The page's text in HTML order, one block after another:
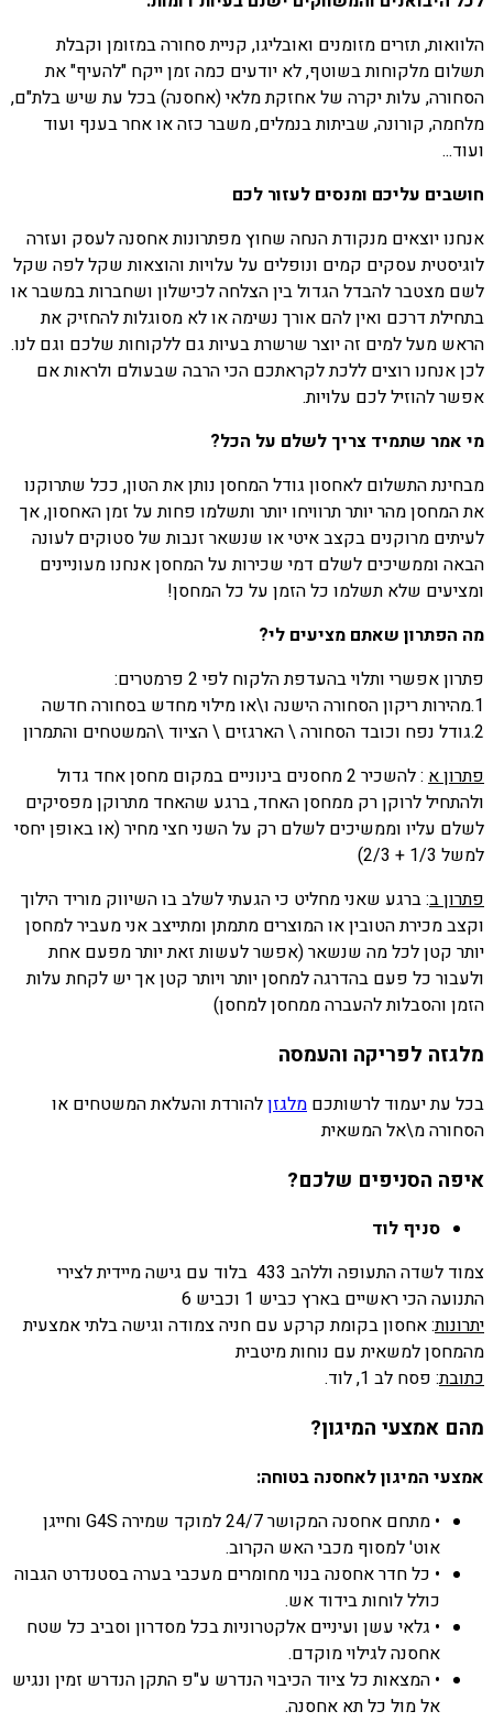
הלוואות, תזרים מזומנים ואובליגו, קניית סחורה במזומן וקבלת
תשלום מלקוחות בשוטף, לא יודעים כמה זמן ייקח "להעיף" את
הסחורה, עלות יקרה של אחזקת מלאי (אחסנה) בכל עת שיש בלת"ם,
מלחמה, קורונה, שביתות בנמלים, משבר כזה או אחר בענף ועוד
ועוד...
חושבים עליכם ומנסים לעזור לכם
אנחנו יוצאים מנקודת הנחה שחוץ מפתרונות אחסנה לעסק ועזרה
לוגיסטית עסקים קמים ונופלים על עלויות והוצאות שקל לפה שקל
לשם מצטבר להבדל הגדול בין הצלחה לכישלון ושחברות במשבר או
בתחילת דרכם ואין להם אורך נשימה או לא מסוגלות להחזיק את
הראש מעל למים זה יוצר שרשרת בעיות גם ללקוחות שלכם וגם לנו.
לכן אנחנו רוצים ללכת לקראתכם הכי הרבה שבעולם ולראות אם
אפשר להוזיל לכם עלויות.
מי אמר שתמיד צריך לשלם על הכל?
מבחינת התשלום לאחסון גודל המחסן נותן את הטון, ככל שתרוקנו
את המחסן מהר יותר תרוויחו יותר ותשלמו פחות על זמן האחסון, אך
לעיתים מרוקנים בקצב איטי או שנשאר זנבות של סטוקים לעונה
הבאה וממשיכים לשלם דמי שכירות על המחסן אנחנו מעוניינים
ומציעים שלא תשלמו כל הזמן על כל המחסן!
מה הפתרון שאתם מציעים לי?
פתרון אפשרי ותלוי בהעדפת הלקוח לפי 2 פרמטרים:
1.מהירות ריקון הסחורה הישנה ו\או מילוי מחדש בסחורה חדשה
2.גודל נפח וכובד הסחורה \ הארגזים \ הציוד \המשטחים והתמרון
פתרון א
: להשכיר 2 מחסנים בינוניים במקום מחסן אחד גדול
ולהתחיל לרוקן רק ממחסן האחד, ברגע שהאחד מתרוקן מפסיקים
לשלם עליו וממשיכים לשלם רק על השני חצי מחיר (או באופן יחסי
למשל 1/3 + 2/3)
פתרון ב: ברגע שאני מחליט כי הגעתי לשלב בו השיווק מוריד הילוך
וקצב מכירת הטובין או המוצרים מתמתן ומתייצב אני מעביר למחסן
יותר קטן לכל מה שנשאר (אפשר לעשות זאת יותר מפעם אחת
ולעבור כל פעם בהדרגה למחסן יותר ויותר קטן אך יש לקחת עלות
הזמן והסבלות להעברה ממחסן למחסן)
מלגזה לפריקה והעמסה
בכל עת יעמוד לרשותכם מלגזןלהורדת והעלאת המשטחים או
הסחורה מ\אל המשאית
איפה הסניפים שלכם?
סניף לוד
צמוד לשדה התעופה וללהב 433 בלוד עם גישה מיידית לצירי
התנועה הכי ראשיים בארץ כביש 1 וכביש 6
יתרונות: אחסון בקומת קרקע עם חניה צמודה וגישה בלתי אמצעית
מהמחסן למשאית עם נוחות מיטבית
כתובת: פסח לב 1, לוד.
מהם אמצעי המיגון?
אמצעי המיגון לאחסנה בטוחה:
• מתחם אחסנה המקושר 24/7 למוקד שמירה G4S וחייגן
אוט' למסוף מכבי האש הקרוב.
• כל חדר אחסנה בנוי מחומרים מעכבי בערה בסטנדרט הגבוה
כולל לוחות בידוד אש.
• גלאי עשן ועיניים אלקטרוניות בכל מסדרון וסביב כל שטח
אחסנה לגילוי מוקדם.
• המצאות כל ציוד הכיבוי הנדרש ע"פ התקן הנדרש זמין ונגיש
אל מול כל תא אחסנה.